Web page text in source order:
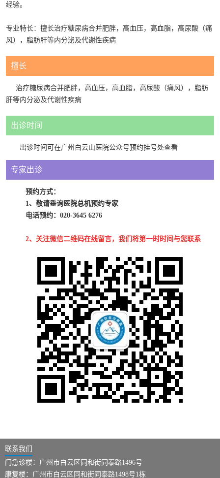
经验。
专业特长：擅长治疗糖尿病合并肥胖，高血压，高血脂，高尿酸（痛
风），脂肪肝等内分泌及代谢性疾病
擅长
治疗糖尿病合并肥胖，高血压，高血脂，高尿酸（痛风），脂肪
肝等内分泌及代谢性疾病
出诊时间
出诊时间可在广州白云山医院公众号预约挂号处查看
专家出诊
预约方式：
1、 敬请垂询医院总机预约专家
电话预约：020-3645 6276
2、 关注微信二维码在线留言，我们将第一时时间与您联系
联系我们
门急诊楼：广州市白云区同和街同泰路1496号
康复楼：广州市白云区同和街同泰路1498号1栋